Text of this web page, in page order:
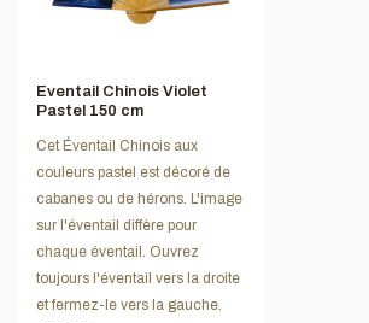
Eventail Chinois Violet
Pastel 150 cm
Cet Éventail Chinois aux
couleurs pastel est décoré de
cabanes ou de hérons. L'image
sur l'éventail diffère pour
chaque éventail. Ouvrez
toujours l'éventail vers la droite
et fermez-le vers la gauche.